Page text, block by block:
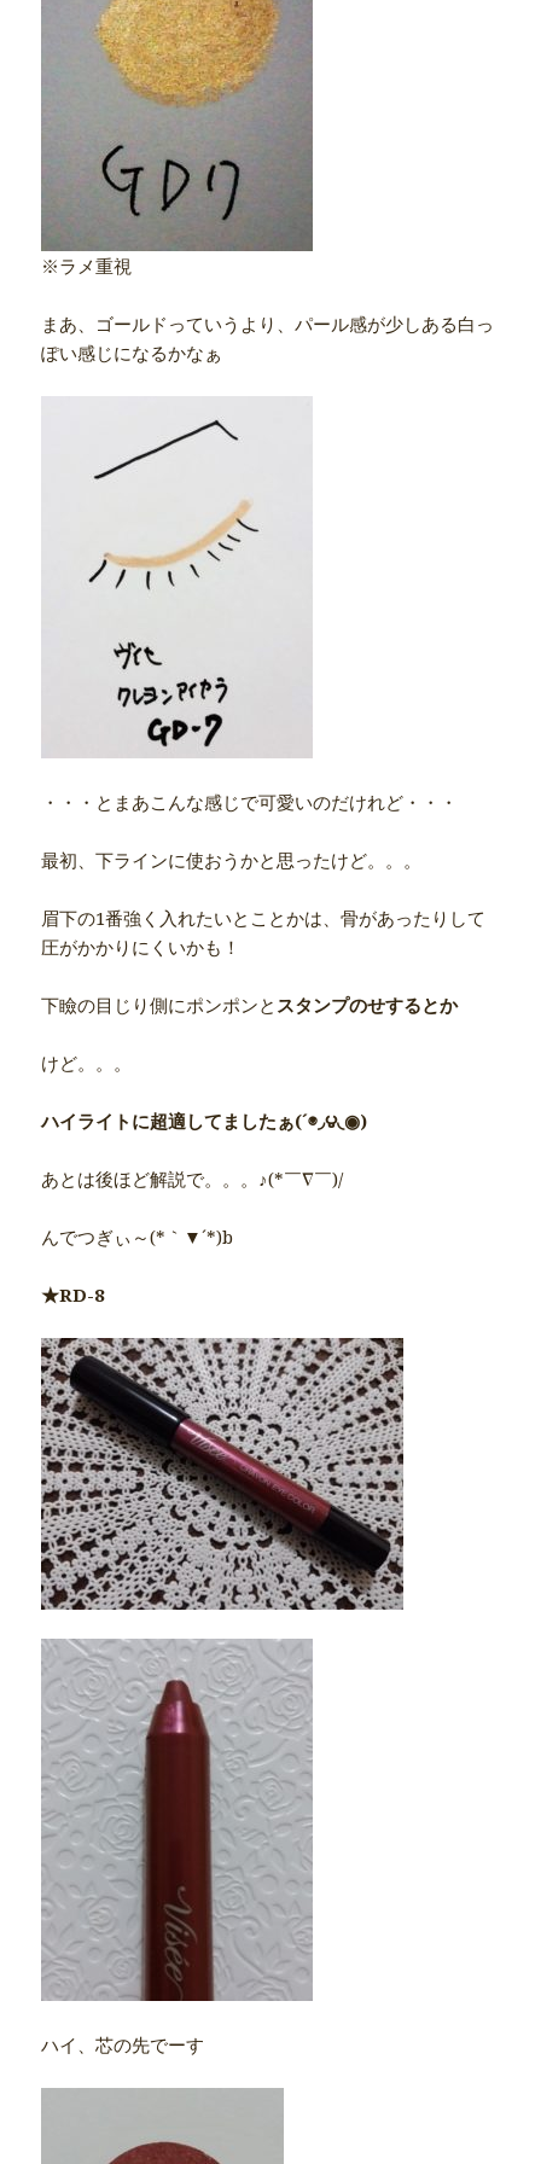
※ラメ重視
まあ、ゴールドっていうより、パール感が少しある白っ
ぽい感じになるかなぁ
・・・とまあこんな感じで可愛いのだけれど・・・
最初、下ラインに使おうかと思ったけど。。。
眉下の1番強く入れたいとことかは、骨があったりして
圧がかかりにくいかも！
下瞼の目じり側にポンポンと スタンプのせするとか
けど。。。
ハイライトに超適してましたぁ(´◉◞౪◟◉)
あとは後ほど解説で。。。♪(*￣∇￣)/
んでつぎぃ～(*｀▼´*)b
★RD-8
ハイ、芯の先でーす